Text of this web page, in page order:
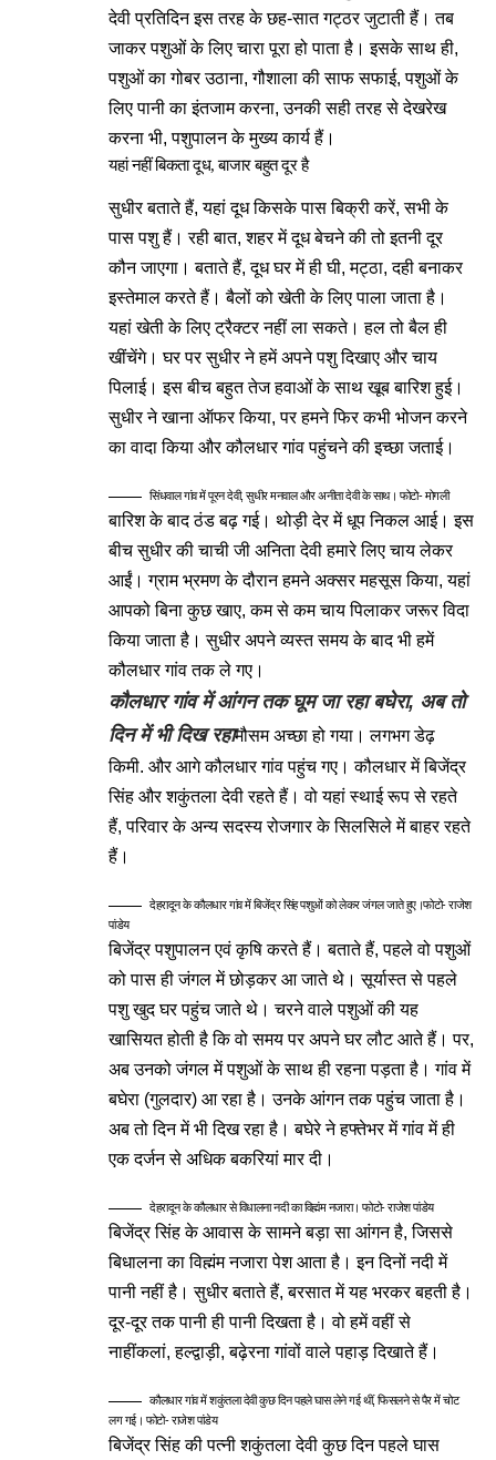
देवी प्रतिदिन इस तरह के छह-सात गट्ठर जुटाती हैं। तब
जाकर पशुओं के लिए चारा पूरा हो पाता है। इसके साथ ही,
पशुओं का गोबर उठाना, गौशाला की साफ सफाई, पशुओं के
लिए पानी का इंतजाम करना, उनकी सही तरह से देखरेख
करना भी, पशुपालन के मुख्य कार्य हैं।
यहां नहीं बिकता दूध, बाजार बहुत दूर है
सुधीर बताते हैं, यहां दूध किसके पास बिक्री करें, सभी के
पास पशु हैं। रही बात, शहर में दूध बेचने की तो इतनी दूर
कौन जाएगा। बताते हैं, दूध घर में ही घी, मट्ठा, दही बनाकर
इस्तेमाल करते हैं। बैलों को खेती के लिए पाला जाता है।
यहां खेती के लिए ट्रैक्टर नहीं ला सकते। हल तो बैल ही
खींचेंगे। घर पर सुधीर ने हमें अपने पशु दिखाए और चाय
पिलाई। इस बीच बहुत तेज हवाओं के साथ खूब बारिश हुई।
सुधीर ने खाना ऑफर किया, पर हमने फिर कभी भोजन करने
का वादा किया और कौलधार गांव पहुंचने की इच्छा जताई।
सिंधवाल गांव में पूरन देवी, सुधीर मनवाल और अनीता देवी के साथ। फोटो- मोगली
बारिश के बाद ठंड बढ़ गई। थोड़ी देर में धूप निकल आई। इस
बीच सुधीर की चाची जी अनिता देवी हमारे लिए चाय लेकर
आईं। ग्राम भ्रमण के दौरान हमने अक्सर महसूस किया, यहां
आपको बिना कुछ खाए, कम से कम चाय पिलाकर जरूर विदा
किया जाता है। सुधीर अपने व्यस्त समय के बाद भी हमें
कौलधार गांव तक ले गए।
कौलधार गांव में आंगन तक घूम जा रहा बघेरा, अब तो
दिन में भी दिख रहामौसम अच्छा हो गया। लगभग डेढ़
किमी. और आगे कौलधार गांव पहुंच गए। कौलधार में बिजेंद्र
सिंह और शकुंतला देवी रहते हैं। वो यहां स्थाई रूप से रहते
हैं, परिवार के अन्य सदस्य रोजगार के सिलसिले में बाहर रहते
हैं।
देहरादून के कौलधार गांव में बिजेंद्र सिंह पशुओं को लेकर जंगल जाते हुए।फोटो- राजेश
पांडेय
बिजेंद्र पशुपालन एवं कृषि करते हैं। बताते हैं, पहले वो पशुओं
को पास ही जंगल में छोड़कर आ जाते थे। सूर्यास्त से पहले
पशु खुद घर पहुंच जाते थे। चरने वाले पशुओं की यह
खासियत होती है कि वो समय पर अपने घर लौट आते हैं। पर,
अब उनको जंगल में पशुओं के साथ ही रहना पड़ता है। गांव में
बघेरा (गुलदार) आ रहा है। उनके आंगन तक पहुंच जाता है।
अब तो दिन में भी दिख रहा है। बघेरे ने हफ्तेभर में गांव में ही
एक दर्जन से अधिक बकरियां मार दी।
देहरादून के कौलधार से विधालना नदी का विह्मंम नजारा। फोटो- राजेश पांडेय
बिजेंद्र सिंह के आवास के सामने बड़ा सा आंगन है, जिससे
बिधालना का विह्मंम नजारा पेश आता है। इन दिनों नदी में
पानी नहीं है। सुधीर बताते हैं, बरसात में यह भरकर बहती है।
दूर-दूर तक पानी ही पानी दिखता है। वो हमें वहीं से
नाहींकलां, हल्द्वाड़ी, बढ़ेरना गांवों वाले पहाड़ दिखाते हैं।
कौलधार गांव में शकुंतला देवी कुछ दिन पहले घास लेने गई थीं, फिसलने से पैर में चोट
लग गई। फोटो- राजेश पांडेय
बिजेंद्र सिंह की पत्नी शकुंतला देवी कुछ दिन पहले घास